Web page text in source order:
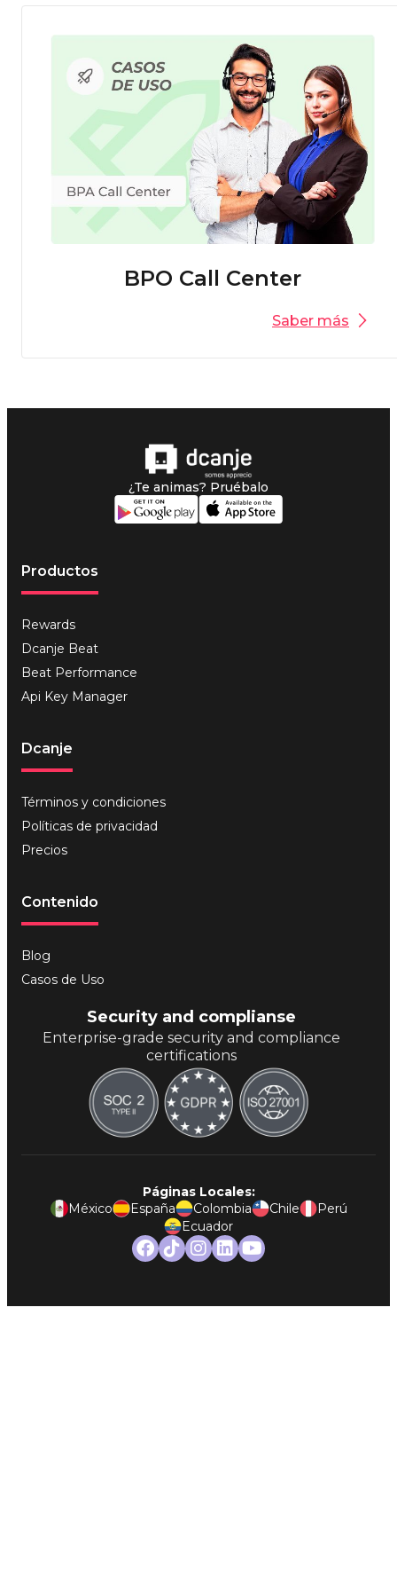
BPO Call Center
Saber más
¿Te animas? Pruébalo
Productos
Rewards
Dcanje Beat
Beat Performance
Api Key Manager
Dcanje
Términos y condiciones
Políticas de privacidad
Precios
Contenido
Blog
Casos de Uso
Security and complianse
Enterprise-grade security and compliance
certifications
Páginas Locales:
México
España Colombia Chile
Perú
Ecuador